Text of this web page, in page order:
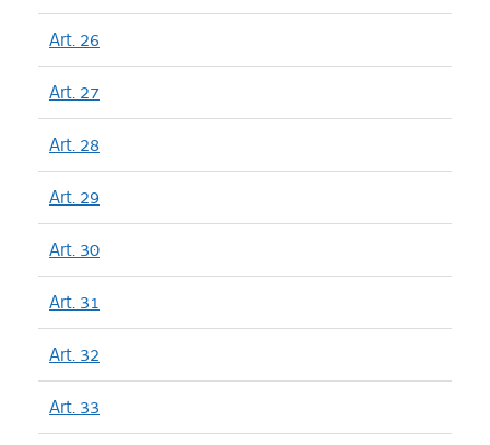
Art. 26
Art. 27
Art. 28
Art. 29
Art. 30
Art. 31
Art. 32
Art. 33